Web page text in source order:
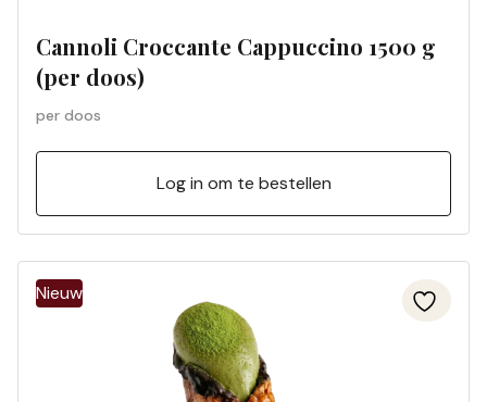
Cannoli Croccante Cappuccino 1500 g
(per doos)
per doos
Log in om te bestellen